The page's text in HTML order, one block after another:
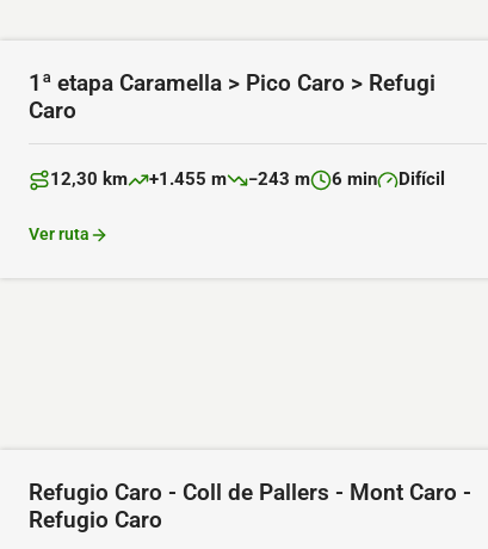
1ª etapa Caramella > Pico Caro > Refugi
Caro
Distancia:
12,30 km
Desnivel positivo:
+1.455 m
Desnivel negativo:
−243 m
Duración:
6 min
Dificultad:
Difícil
Ver ruta
Refugio Caro - Coll de Pallers - Mont Caro -
Refugio Caro